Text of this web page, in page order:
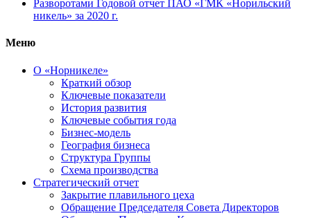
Разворотами Годовой отчет ПАО «ГМК «Норильский
никель» за 2020 г.
Меню
О «Норникеле»
Краткий обзор
Ключевые показатели
История развития
Ключевые события года
Бизнес-модель
География бизнеса
Структура Группы
Схема производства
Стратегический отчет
Закрытие плавильного цеха
Обращение Председателя Совета Директоров